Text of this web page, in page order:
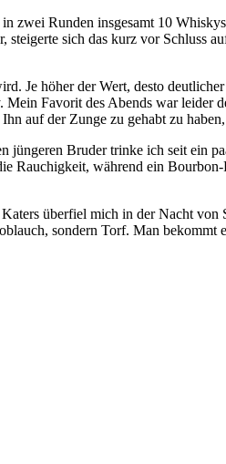
Runden insgesamt 10
sich das kurz vor Schluss
Je höher der Wert, desto
Mein Favorit des Abends war leider
auf der Zunge zu gehabt zu
jüngeren Bruder trinke ich seit ein
Rauchigkeit, während ein
überfiel mich in der Nacht von
sondern Torf. Man